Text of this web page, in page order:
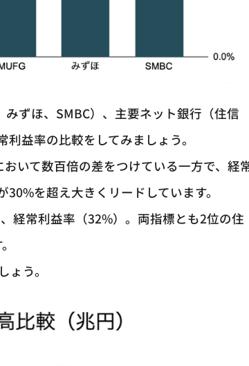
ずほ、SMBC）、主要ネット銀行（住信
益率の比較をしてみましょう。
いて数百倍の差をつけている一方で、経
を超え大きくリードしています。
経常利益率（32%）。両指標とも2位の住
う。